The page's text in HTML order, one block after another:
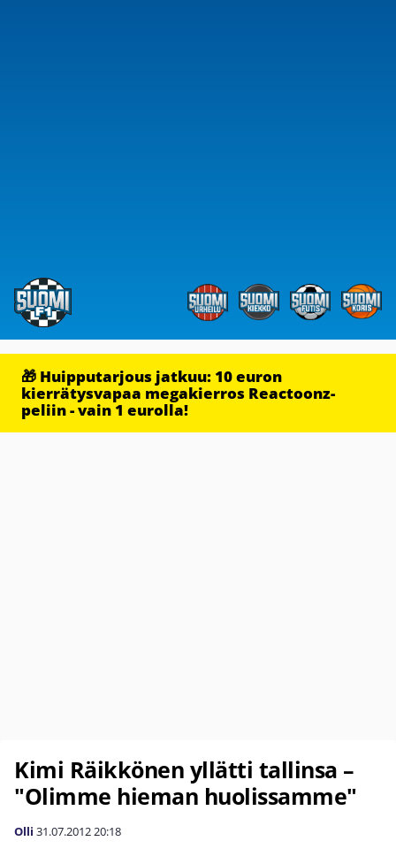
🎁 Huipputarjous jatkuu: 10 euron
kierrätysvapaa megakierros Reactoonz-
peliin - vain 1 eurolla!
Kimi Räikkönen yllätti tallinsa –
"Olimme hieman huolissamme"
Olli 31.07.201220:18